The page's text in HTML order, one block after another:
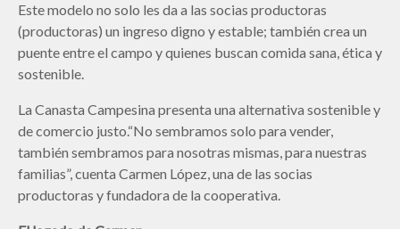
Este modelo no solo les da a las socias productoras
(productoras) un ingreso digno y estable; también crea un
puente entre el campo y quienes buscan comida sana, ética y
sostenible.
La Canasta Campesina presenta una alternativa sostenible y
de comercio justo.“No sembramos solo para vender,
también sembramos para nosotras mismas, para nuestras
familias”, cuenta Carmen López, una de las socias
productoras y fundadora de la cooperativa.